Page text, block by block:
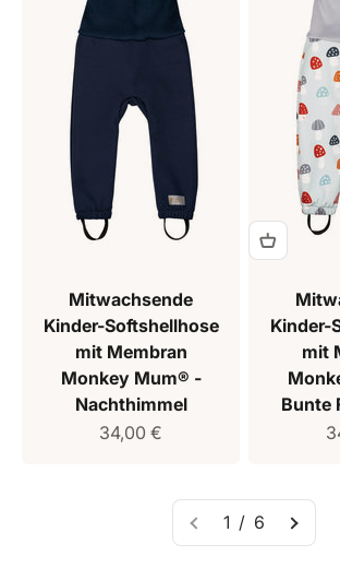
Mitwachsende
Kinder-Softshellhose
mit Membran
Monkey Mum® -
Nachthimmel
Verkaufspreis
34,00 €
Kinder-
mit
Bunte
1 / 6